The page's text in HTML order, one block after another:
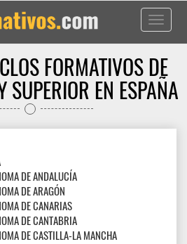
Toggle
FORMATIVOS DE
SUPERIOR EN ESPAÑA
DE ANDALUCÍA
DE ARAGÓN
DE CANARIAS
DE CANTABRIA
DE CASTILLA-LA MANCHA